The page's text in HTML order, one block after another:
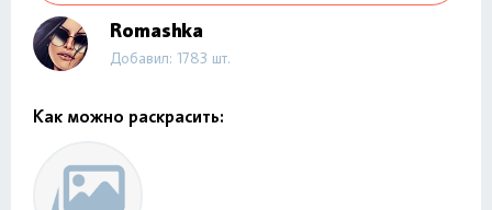
Romashka
Добавил: 1783 шт.
Как можно раскрасить: